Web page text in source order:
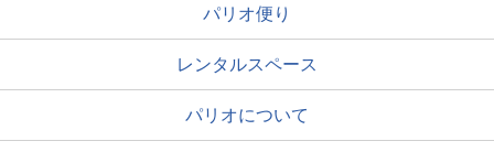
パリオ便り
レンタルスペース
パリオについて